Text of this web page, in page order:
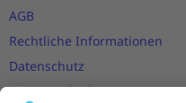
AGB
Rechtliche Informationen
Datenschutz
Nutzungsbedingungen